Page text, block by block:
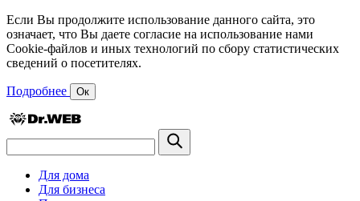
Если Вы продолжите использование данного сайта, это
означает, что Вы даете согласие на использование нами
Cookie-файлов и иных технологий по сбору статистических
сведений о посетителях.
Подробнее Ок
Для дома
Для бизнеса